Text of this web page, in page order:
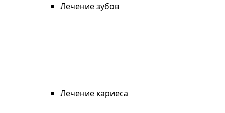
Лечение зубов
Лечение кариеса